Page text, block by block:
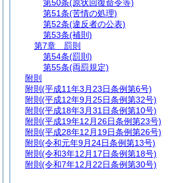
第50条(原状回復命令等)
第51条(苦情の処理)
第52条(違反者の公表)
第53条(補則)
第7章
罰則
第54条(罰則)
第55条(両罰規定)
附則
附則 (平成11年3月23日条例第6号)
附則 (平成12年9月25日条例第32号)
附則 (平成18年3月31日条例第10号)
附則 (平成19年12月26日条例第23号)
附則 (平成28年12月19日条例第26号)
附則 (令和元年9月24日条例第13号)
附則 (令和3年12月17日条例第18号)
附則 (令和7年12月22日条例第30号)